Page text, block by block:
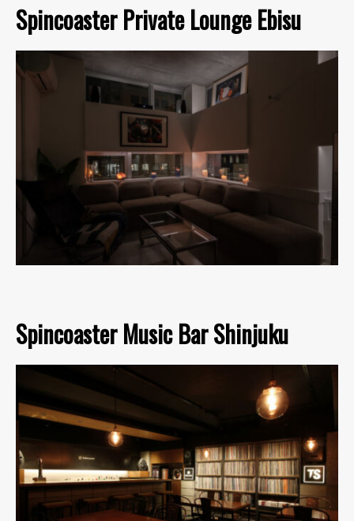
Spincoaster Private Lounge Ebisu
Spincoaster Music Bar Shinjuku